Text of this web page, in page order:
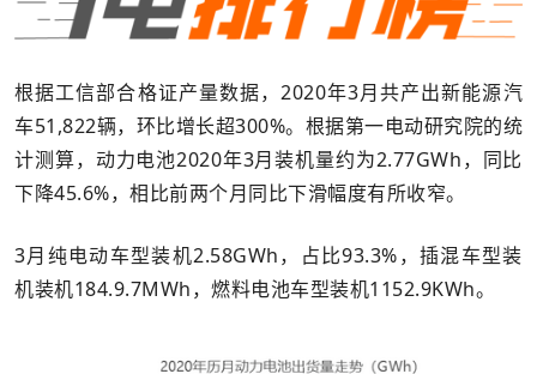
根据工信部合格证产量数据，2020年3月共产出新能源汽
车51,822辆，环比增长超300%。根据第一电动研究院的统
计测算，动力电池2020年3月装机量约为2.77GWh，同比
下降45.6%，相比前两个月同比下滑幅度有所收窄。
3月纯电动车型装机2.58GWh，占比93.3%，插混车型装
机装机184.9.7MWh，燃料电池车型装机1152.9KWh。